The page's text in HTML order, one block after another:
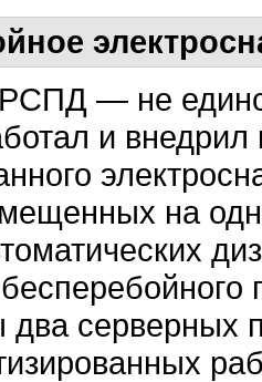
— не
и внедрил
на
два серверных